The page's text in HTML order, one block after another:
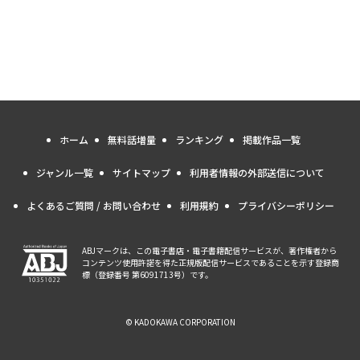
ホーム 無料話増量 ランキング 掲載作品一覧
ジャンル一覧 サイトマップ 利用者情報の外部送信について
よくあるご質問 / お問い合わせ 利用規約 プライバシーポリシー
ABJマークは、この電子書店・電子書籍配信サービスが、著作権者から
コンテンツ使用許諾を得た正規版配信サービスであることを示す登録商
標（登録番号 第6091713号）です。
© KADOKAWA CORPORATION